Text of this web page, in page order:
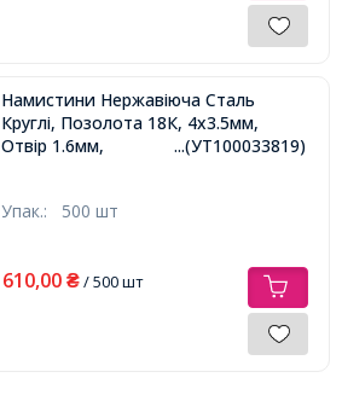
Намистини Нержавіюча Сталь
Круглі, Позолота 18К, 4х3.5мм,
Отвір 1.6мм,
...(УТ100033819)
Упак.: 500 шт
610,00 ₴/ 500 шт